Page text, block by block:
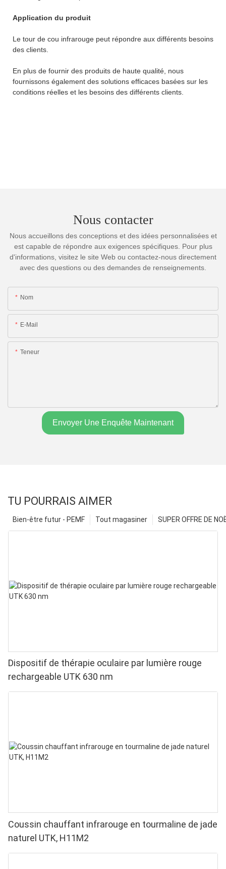
Application du produit
Le tour de cou infrarouge peut répondre aux différents besoins
des clients.
En plus de fournir des produits de haute qualité, nous
fournissons également des solutions efficaces basées sur les
conditions réelles et les besoins des différents clients.
Nous contacter
Nous accueillons des conceptions et des idées personnalisées et
est capable de répondre aux exigences spécifiques. Pour plus
d'informations, visitez le site Web ou contactez-nous directement
avec des questions ou des demandes de renseignements.
Nom
E-Mail
Teneur
Envoyer Une Enquête Maintenant
TU POURRAIS AIMER
SUPER OFFRE DE
Tout magasiner
Bien-être futur - PEMF
Dispositif de thérapie oculaire par lumière rouge
rechargeable UTK 630 nm
Coussin chauffant infrarouge en tourmaline de jade
naturel UTK, H11M2